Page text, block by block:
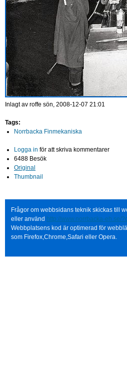
Inlagt av roffe sön, 2008-12-07 21:01
Tags:
Norrbacka Finmekaniska
Logga in för att skriva kommentarer
6488 Besök
Original
Thumbnail
Frågor om webbsidans teknik skickas till
eller använd http://www.norrbacka-eh.se/
Webbplatsens kod är optimerad för
som Firefox,Chrome,Safari eller Opera.